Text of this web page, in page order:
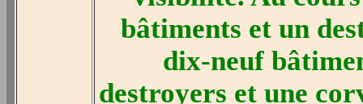
bâtiments et un
dix-neuf
destroyers et une